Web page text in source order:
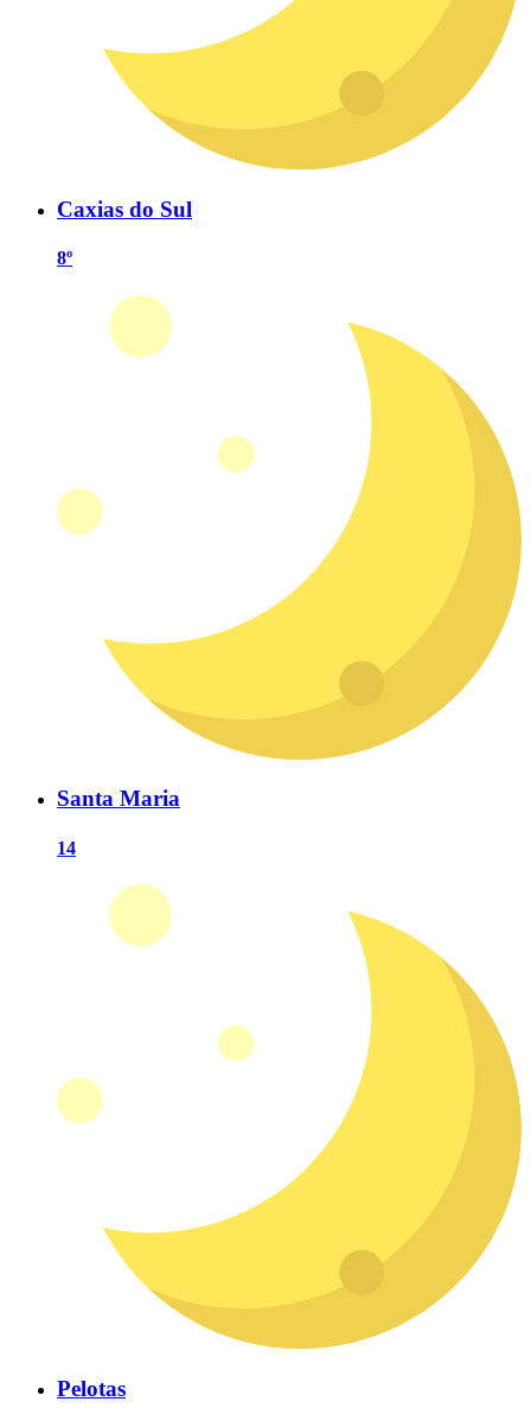
Caxias do Sul
8º
Santa Maria
14
Pelotas